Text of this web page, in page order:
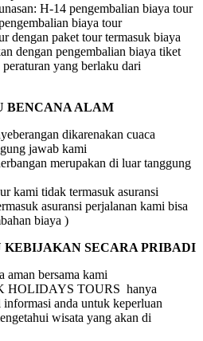
H-14 pengembalian biaya tour
biaya tour
dengan paket tour termasuk biaya
dengan pengembalian biaya tiket
yang berlaku dari
BENCANA ALAM
dikarenakan cuaca
jawab kami
merupakan di luar tanggung
kami tidak termasuk asuransi
asuransi perjalanan kami bisa
biaya )
KEBIJAKAN SECARA PRIBADI
aman bersama kami
HOLIDAYS TOURS hanya
informasi anda untuk keperluan
wisata yang akan di